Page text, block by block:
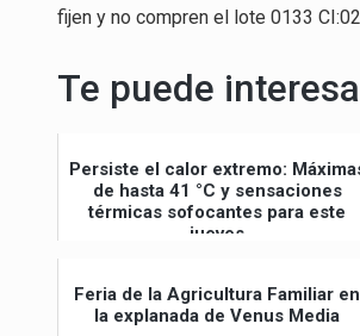
fijen y no compren el lote 0133
Te puede
Persiste el calor extremo:
de hasta 41 °C y sensaciones
térmicas sofocantes para este
jueves
Feria de la Agricultura Familiar en
la explanada de Venus Media